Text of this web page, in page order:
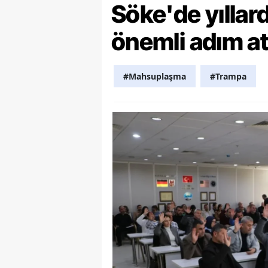
Söke'de
önemli adım
#Mahsuplaşma #Trampa